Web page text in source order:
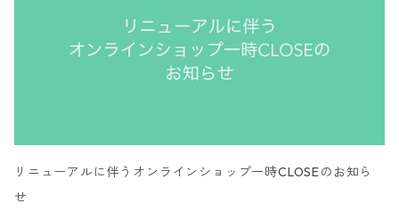
リニューアルに伴うオンラインショップ一時CLOSEのお知ら
せ